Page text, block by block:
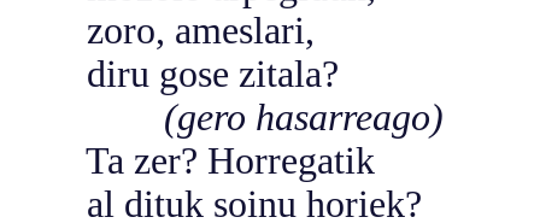
zoro, ameslari,
diru gose zitala?
(gero hasarreago)
Ta zer? Horregatik
al dituk soinu horiek?